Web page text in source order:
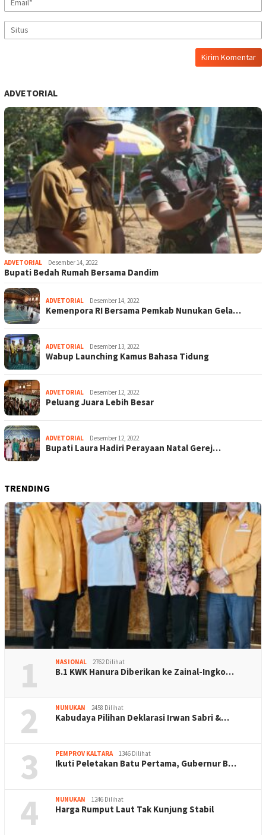
ADVETORIAL
ADVETORIAL Desember 14, 2022
Bupati Bedah Rumah Bersama Dandim
ADVETORIAL Desember 14, 2022
Kemenpora RI Bersama Pemkab Nunukan Gela…
ADVETORIAL Desember 13, 2022
Wabup Launching Kamus Bahasa Tidung
ADVETORIAL Desember 12, 2022
Peluang Juara Lebih Besar
ADVETORIAL Desember 12, 2022
Bupati Laura Hadiri Perayaan Natal Gerej…
TRENDING
1 NASIONAL 2762 Dilihat
B.1 KWK Hanura Diberikan ke Zainal-Ingko…
2 NUNUKAN 2458 Dilihat
Kabudaya Pilihan Deklarasi Irwan Sabri &…
3 PEMPROV KALTARA 1346 Dilihat
Ikuti Peletakan Batu Pertama, Gubernur B…
4 NUNUKAN 1246 Dilihat
Harga Rumput Laut Tak Kunjung Stabil